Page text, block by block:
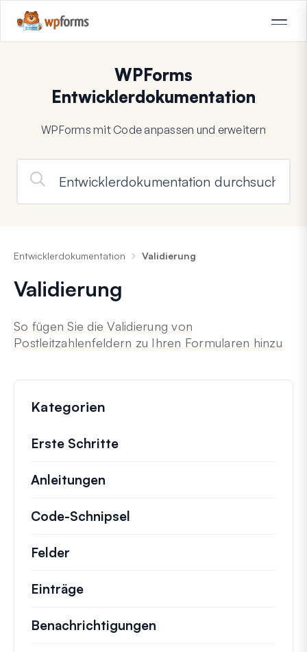
WPForms
Entwicklerdokumentation
WPForms mit Code anpassen und erweitern
Entwicklerdokumentation Validierung
Validierung
So fügen Sie die Validierung von
Postleitzahlenfeldern zu Ihren Formularen hinzu
Kategorien
Erste Schritte
Anleitungen
Code-Schnipsel
Felder
Einträge
Benachrichtigungen